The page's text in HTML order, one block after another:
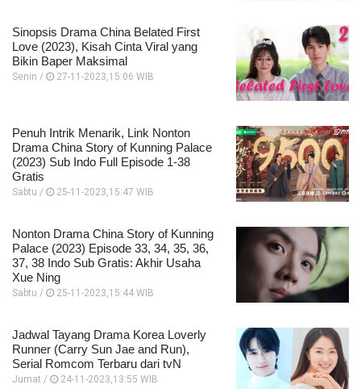
Sinopsis Drama China Belated First
Love (2023), Kisah Cinta Viral yang
Bikin Baper Maksimal
Senin / 27-11-2023,15:06 WIB
Penuh Intrik Menarik, Link Nonton
Drama China Story of Kunning Palace
(2023) Sub Indo Full Episode 1-38
Gratis
Sabtu / 25-11-2023,15:47 WIB
Nonton Drama China Story of Kunning
Palace (2023) Episode 33, 34, 35, 36,
37, 38 Indo Sub Gratis: Akhir Usaha
Xue Ning
Sabtu / 25-11-2023,15:44 WIB
Jadwal Tayang Drama Korea Loverly
Runner (Carry Sun Jae and Run),
Serial Romcom Terbaru dari tvN
Jumat / 24-11-2023,13:55 WIB